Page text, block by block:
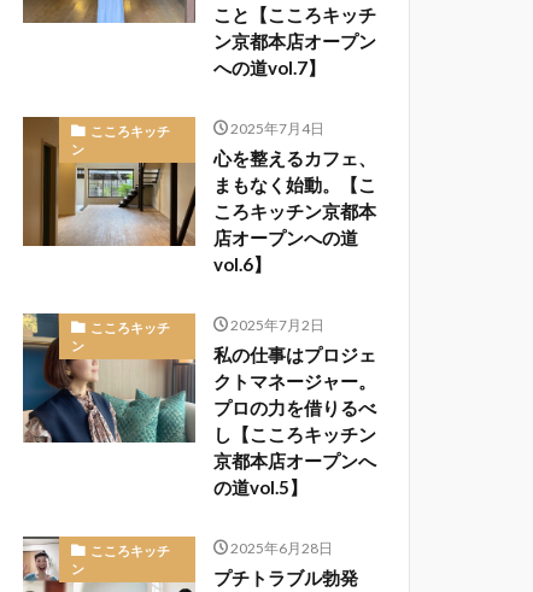
こと【こころキッチ
ン京都本店オープン
への道vol.7】
こころキッチ
ン
2025年7月4日
心を整えるカフェ、
まもなく始動。【こ
ころキッチン京都本
店オープンへの道
vol.6】
こころキッチ
ン
2025年7月2日
私の仕事はプロジェ
クトマネージャー。
プロの力を借りるべ
し【こころキッチン
京都本店オープンへ
の道vol.5】
こころキッチ
ン
2025年6月28日
プチトラブル勃発